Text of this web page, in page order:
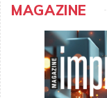
MAGAZINE